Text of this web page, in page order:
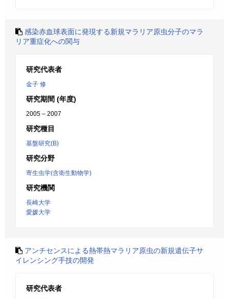
感染赤血球表面に発現する新規マラリア原虫分子のマラ
リア重症化への関与
研究代表者
金子 修
研究期間 (年度)
2005 – 2007
研究種目
基盤研究(B)
研究分野
寄生虫学(含衛生動物学)
研究機関
長崎大学
愛媛大学
アンチセンスによる熱帯熱マラリア原虫の新規遺伝子サ
イレンシング手技の開発
研究代表者